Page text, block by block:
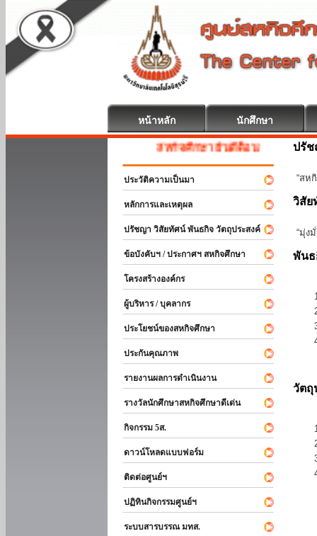
หน้าหลัก นักศึกษา
สหกิจศึกษา ยินดีต้อนรับ
ประวัติความเป็นมา
หลักการและเหตุผล
ปรัชญา วิสัยทัศน์ พันธกิจ วัตถุประสงค์
ข้อบังคับฯ / ประกาศฯ สหกิจศึกษา
โครงสร้างองค์กร
ผู้บริหาร / บุคลากร
ประโยชน์ของสหกิจศึกษา
ประกันคุณภาพ
รายงานผลการดำเนินงาน
รางวัลนักศึกษาสหกิจศึกษาดีเด่น
กิจกรรม 5ส.
ดาวน์โหลดแบบฟอร์ม
ติดต่อศูนย์ฯ
ปฏิทินกิจกรรมศูนย์ฯ
ระบบสารบรรณ มทส.
ปรั
“สห
วิสัย
“มุ่ง
พัน
วัตถุ